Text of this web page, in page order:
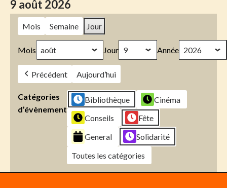
9 août 2026
Mois Semaine Jour
Mois Jour Année
Précédent Aujourd’hui
Catégories
d’évènement
Bibliothèque
Cinéma
Conseils
Fête
General
Solidarité
Toutes les catégories